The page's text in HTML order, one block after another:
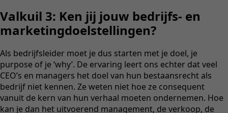
Valkuil 3: Ken jij jouw bedrijfs- en
marketingdoelstellingen?
Als bedrijfsleider moet je dus starten met je doel, je
purpose of je ‘why’. De ervaring leert ons echter dat veel
CEO’s en managers het doel van hun bestaansrecht als
bedrijf niet kennen. Ze weten niet hoe ze consequent
vanuit de kern van hun verhaal moeten ondernemen. Hoe
kan je dan het uitvoerend management, de verkoop, de